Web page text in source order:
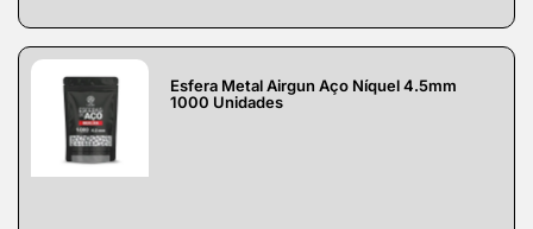
Esfera Metal Airgun Aço Níquel 4.5mm
1000 Unidades